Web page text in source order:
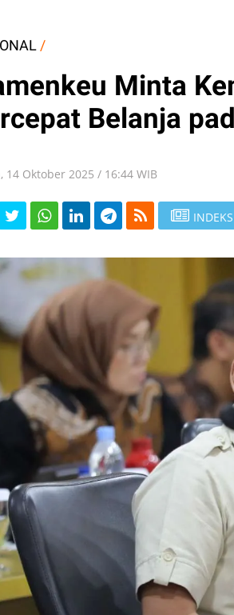
/
Minta
Belanja
14 Oktober 2025 / 16:44 WIB